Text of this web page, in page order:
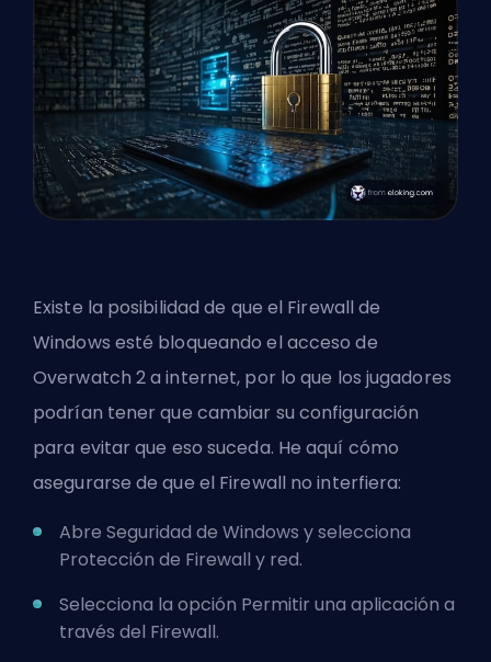
Existe la posibilidad de que el Firewall de
Windows esté bloqueando el acceso de
Overwatch 2 a internet, por lo que los jugadores
podrían tener que cambiar su configuración
para evitar que eso suceda. He aquí cómo
asegurarse de que el Firewall no interfiera:
Abre Seguridad de Windows y selecciona
Protección de Firewall y red.
Selecciona la opción Permitir una aplicación a
través del Firewall.